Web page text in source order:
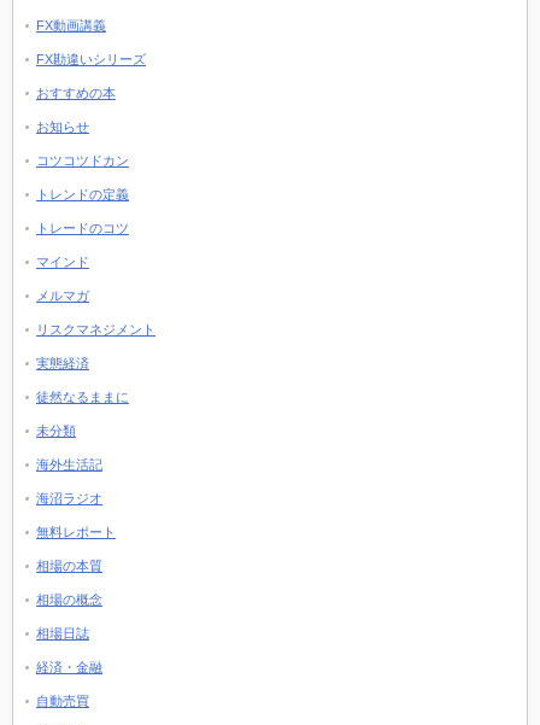
FX動画講義
FX勘違いシリーズ
おすすめの本
お知らせ
コツコツドカン
トレンドの定義
トレードのコツ
マインド
メルマガ
リスクマネジメント
実態経済
徒然なるままに
未分類
海外生活記
海沼ラジオ
無料レポート
相場の本質
相場の概念
相場日誌
経済・金融
自動売買